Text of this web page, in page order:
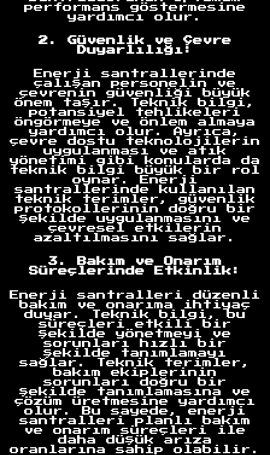
performans göstermesine
yardımcı olur.
2. Güvenlik ve Çevre
Duyarlılığı:
Enerji santrallerinde
çalışan personelin ve
çevrenin güvenliği büyük
önem taşır. Teknik bilgi,
potansiyel tehlikeleri
öngörmeye ve önlem almaya
yardımcı olur. Ayrıca,
çevre dostu teknolojilerin
uygulanması ve atık
yönetimi gibi konularda da
teknik bilgi büyük bir rol
oynar. Enerji
santrallerinde kullanılan
teknik terimler, güvenlik
protokollerinin doğru bir
şekilde uygulanmasını ve
çevresel etkilerin
azaltılmasını sağlar.
3. Bakım ve Onarım
Süreçlerinde Etkinlik:
Enerji santralleri düzenli
bakım ve onarıma ihtiyaç
duyar. Teknik bilgi, bu
süreçleri etkili bir
şekilde yönetmeyi ve
sorunları hızlı bir
şekilde tanımlamayı
sağlar. Teknik terimler,
bakım ekiplerinin
sorunları doğru bir
şekilde tanımlamasına ve
çözüm üretmesine yardımcı
olur. Bu sayede, enerji
santralleri planlı bakım
ve onarım süreçleri ile
daha düşük arıza
oranlarına sahip olabilir.